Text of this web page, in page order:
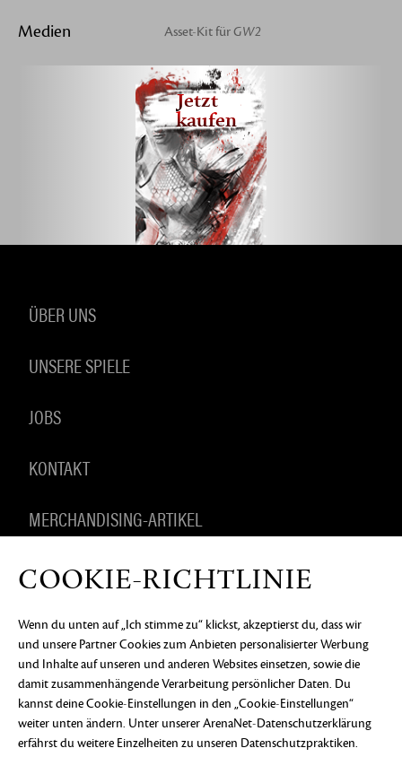
Medien Asset-Kit fürGW2
Jetzt
kaufen
ÜBER UNS
UNSERE SPIELE
JOBS
KONTAKT
MERCHANDISING-ARTIKEL
DATENSCHUTZERKLÄRUNG
RECHTLICHE
INFORMATIONEN
KEIN VERKAUF ODER KEINE
WEITERGABE MEINER PERSONENBEZOGENEN
DATEN
COOKIE-EINSTELLUNGEN
©2026 ArenaNet, LLC. Alle Rechte vorbehalten. Alle
Warenzeichen sind das Eigentum ihrer jeweiligen
Besitzer.
COOKIE-RICHTLINIE
Wenn du unten auf „Ich stimme zu“ klickst, akzeptierst du, dass wir
und unsere Partner Cookies zum Anbieten personalisierter Werbung
und Inhalte auf unseren und anderen Websites einsetzen, sowie die
damit zusammenhängende Verarbeitung persönlicher Daten. Du
kannst deine Cookie-Einstellungen in den „Cookie-Einstellungen“
weiter unten ändern. Unter unserer ArenaNet-Datenschutzerklärung
erfährst du weitere Einzelheiten zu unseren Datenschutzpraktiken.